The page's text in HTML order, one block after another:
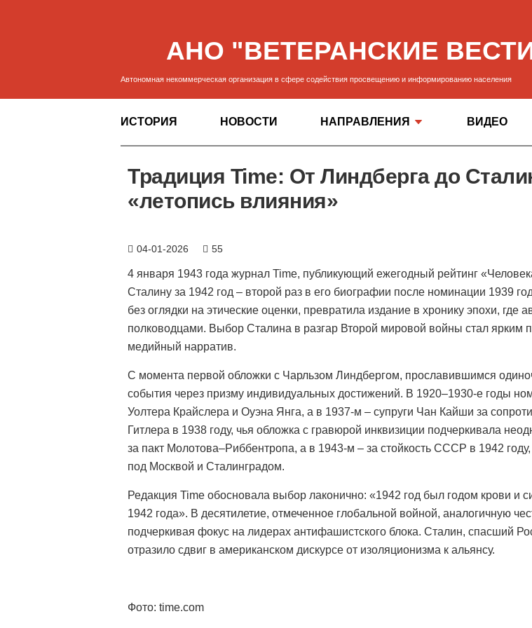
АНО "ВЕТЕРАНСКИЕ
Автономная некоммерческая организация в сфере содействия просвещению и информированию населения
ИСТОРИЯ НОВОСТИ НАПРАВЛЕНИЯ ВИДЕО
Традиция Time: От Линдберга до
«летопись влияния»
04-01-2026 55
4 января 1943 года журнал Time, публикующий ежегодный рейтинг
Сталину за 1942 год – второй раз в его биографии после номинации 1939
без оглядки на этические оценки, превратила издание в хронику эпохи, где
полководцами. Выбор Сталина в разгар Второй мировой войны стал ярким
медийный нарратив.
С момента первой обложки с Чарльзом Линдбергом, прославившимся
события через призму индивидуальных достижений. В 1920–1930-е годы
Уолтера Крайслера и Оуэна Янга, а в 1937-м – супруги Чан Кайши за
Гитлера в 1938 году, чья обложка с гравюрой инквизиции подчеркивала
за пакт Молотова–Риббентропа, а в 1943-м – за стойкость СССР в 1942
под Москвой и Сталинградом.
Редакция Time обосновала выбор лаконично: «1942 год был годом крови и
1942 года». В десятилетие, отмеченное глобальной войной, аналогичную
подчеркивая фокус на лидерах антифашистского блока. Сталин, спасший
отразило сдвиг в американском дискурсе от изоляционизма к альянсу.
Фото: time.com